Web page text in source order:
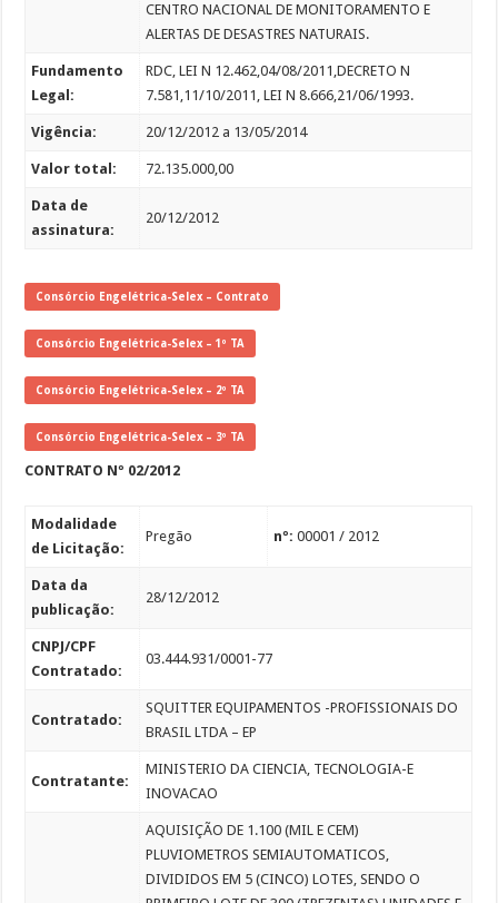
CENTRO NACIONAL DE MONITORAMENTO E
ALERTAS DE DESASTRES NATURAIS.
Fundamento
Legal:
RDC, LEI N 12.462,04/08/2011,DECRETO N
7.581,11/10/2011, LEI N 8.666,21/06/1993.
Vigência: 20/12/2012 a 13/05/2014
Valor total: 72.135.000,00
Data de
assinatura:
20/12/2012
Consórcio Engelétrica-Selex – Contrato
Consórcio Engelétrica-Selex – 1º TA
Consórcio Engelétrica-Selex – 2º TA
Consórcio Engelétrica-Selex – 3º TA
CONTRATO Nº 02/2012
Modalidade
de Licitação:
Pregão nº:00001 / 2012
Data da
publicação:
28/12/2012
CNPJ/CPF
Contratado:
03.444.931/0001-77
Contratado:
SQUITTER EQUIPAMENTOS -PROFISSIONAIS DO
BRASIL LTDA – EP
Contratante:
MINISTERIO DA CIENCIA, TECNOLOGIA-E
INOVACAO
AQUISIÇÃO DE 1.100 (MIL E CEM)
PLUVIOMETROS SEMIAUTOMATICOS,
DIVIDIDOS EM 5 (CINCO) LOTES, SENDO O